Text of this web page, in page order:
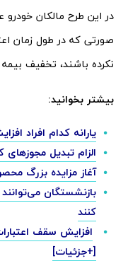
در این طرح مالکان خودرو
صورتی که در طول زمان
نکرده باشند، تخفیف
بیشتر بخوانید:
یارانه کدام افراد
الزام تبدیل
آغاز مزایده بزرگ
کنند
[+جزئیات]